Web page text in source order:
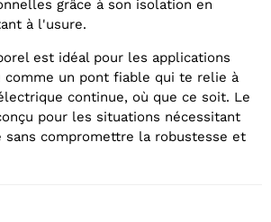
grâce à son isolation en
à l'usure.
est idéal pour les applications
comme un pont fiable qui te relie à
continue, où que ce soit. Le
pour les situations nécessitant
sans compromettre la robustesse et